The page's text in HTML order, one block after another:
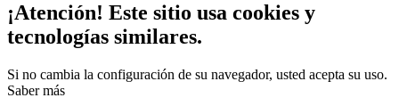
¡Atención! Este sitio usa cookies y
tecnologías similares.
Si no cambia la configuración de su navegador, usted acepta su uso.
Saber más